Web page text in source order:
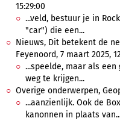
15:29:00
...veld, bestuur je in
"car") die een...
Nieuws, Dit betekent de
Feyenoord, 7 maart 2025,
...speelde, maar als een
weg te krijgen...
Overige onderwerpen,
...aanzienlijk. Ook de
kanonnen in plaats